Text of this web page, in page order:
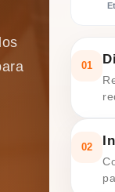
01
02